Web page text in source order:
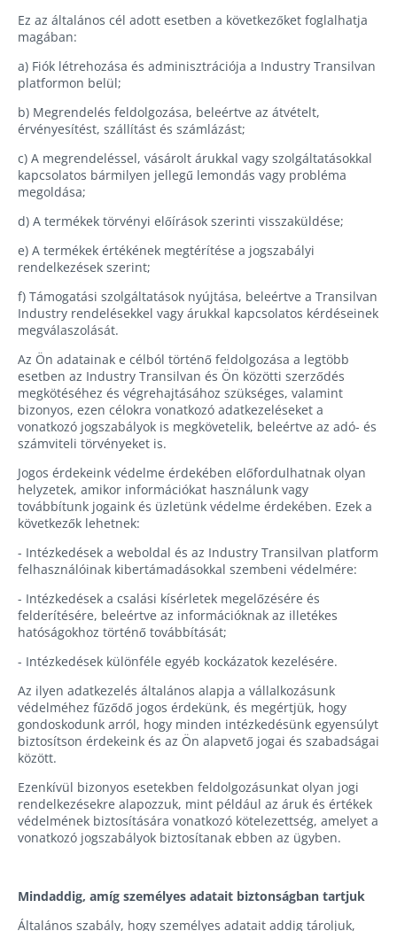
Ez az általános cél adott esetben a következőket foglalhatja
magában:
a) Fiók létrehozása és adminisztrációja a Industry Transilvan
platformon belül;
b) Megrendelés feldolgozása, beleértve az átvételt,
érvényesítést, szállítást és számlázást;
c) A megrendeléssel, vásárolt árukkal vagy szolgáltatásokkal
kapcsolatos bármilyen jellegű lemondás vagy probléma
megoldása;
d) A termékek törvényi előírások szerinti visszaküldése;
e) A termékek értékének megtérítése a jogszabályi
rendelkezések szerint;
f) Támogatási szolgáltatások nyújtása, beleértve a Transilvan
Industry rendelésekkel vagy árukkal kapcsolatos kérdéseinek
megválaszolását.
Az Ön adatainak e célból történő feldolgozása a legtöbb
esetben az Industry Transilvan és Ön közötti szerződés
megkötéséhez és végrehajtásához szükséges, valamint
bizonyos, ezen célokra vonatkozó adatkezeléseket a
vonatkozó jogszabályok is megkövetelik, beleértve az adó- és
számviteli törvényeket is.
Jogos érdekeink védelme érdekében előfordulhatnak olyan
helyzetek, amikor információkat használunk vagy
továbbítunk jogaink és üzletünk védelme érdekében. Ezek a
következők lehetnek:
- Intézkedések a weboldal és az Industry Transilvan platform
felhasználóinak kibertámadásokkal szembeni védelmére:
- Intézkedések a csalási kísérletek megelőzésére és
felderítésére, beleértve az információknak az illetékes
hatóságokhoz történő továbbítását;
- Intézkedések különféle egyéb kockázatok kezelésére.
Az ilyen adatkezelés általános alapja a vállalkozásunk
védelméhez fűződő jogos érdekünk, és megértjük, hogy
gondoskodunk arról, hogy minden intézkedésünk egyensúlyt
biztosítson érdekeink és az Ön alapvető jogai és szabadságai
között.
Ezenkívül bizonyos esetekben feldolgozásunkat olyan jogi
rendelkezésekre alapozzuk, mint például az áruk és értékek
védelmének biztosítására vonatkozó kötelezettség, amelyet a
vonatkozó jogszabályok biztosítanak ebben az ügyben.
Mindaddig, amíg személyes adatait biztonságban tartjuk
Általános szabály, hogy személyes adatait addig tároljuk,